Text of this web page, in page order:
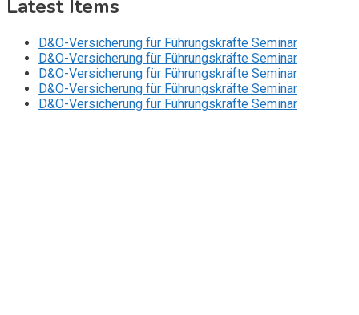
Latest Items
D&O-Versicherung für Führungskräfte Seminar
D&O-Versicherung für Führungskräfte Seminar
D&O-Versicherung für Führungskräfte Seminar
D&O-Versicherung für Führungskräfte Seminar
D&O-Versicherung für Führungskräfte Seminar